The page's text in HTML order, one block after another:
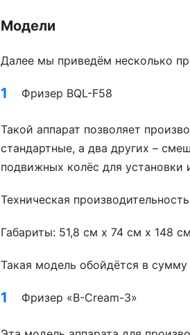
Модели
Далее мы приведём несколько
Фризер BQL-F58
Такой аппарат позволяет
стандартные, а два других –
подвижных колёс для установки
Техническая
Габариты: 51,8 см х 74 см х 148
Такая модель обойдётся в
Фризер «B-Cream-3»